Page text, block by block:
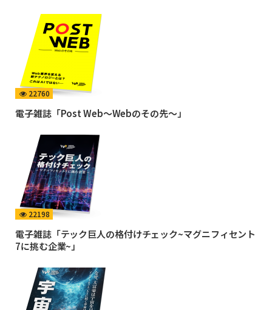
22760
電子雑誌「Post Web〜Webのその先〜」
22198
電子雑誌「テック巨人の格付けチェック~マグニフィセント
7に挑む企業~」